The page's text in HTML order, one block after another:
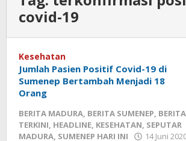
covid-19
Kesehatan
Jumlah Pasien Positif Covid-19 di
Sumenep Bertambah Menjadi 18
Orang
BERITA MADURA, BERITA SUMENEP, BERITA
TERKINI, HEADLINE, KESEHATAN, SEPUTAR
MADURA, SUMENEP HARI INI
14 Juni